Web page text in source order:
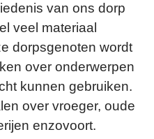
van ons dorp
veel materiaal
dorpsgenoten wordt
over onderwerpen
kunnen gebruiken.
over vroeger, oude
enzovoort.